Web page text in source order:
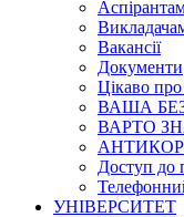
Вакансії
Документи
Цікаво
ВАША
ВАРТО
Доступ до
УНІВЕРСИТЕТ